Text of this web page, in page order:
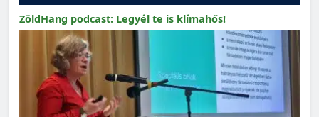
ZöldHang podcast: Legyél te is klímahős!